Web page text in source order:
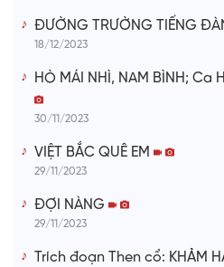
ĐƯỜNG TRƯỜNG TIẾNG
18/12/2023
HÒ MÁI NHÌ, NAM BÌNH; Ca
30/11/2023
VIỆT BẮC QUÊ EM
29/11/2023
ĐỢI NÀNG
29/11/2023
Trích đoạn Then cổ: KHẢM